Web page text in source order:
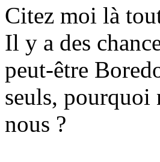
Citez moi là
Il y a des
peut-être
seuls, pourquoi
nous ?